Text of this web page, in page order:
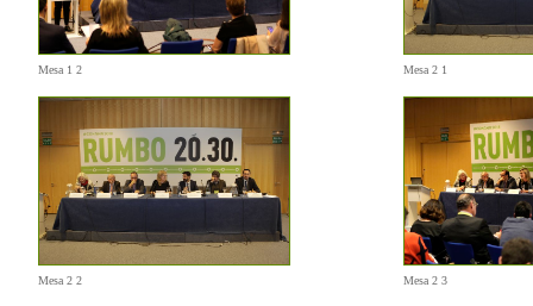
Mesa 1 2 Mesa 2 1
Mesa 2 2 Mesa 2 3